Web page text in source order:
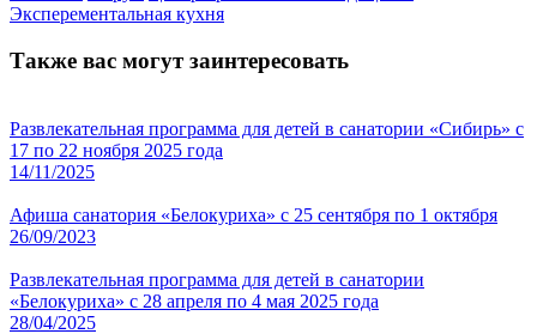
Эксперементальная кухня
Также вас могут заинтересовать
Развлекательная программа для детей в санатории «Сибирь» с
17 по 22 ноября 2025 года
14/11/2025
Афиша санатория «Белокуриха» с 25 сентября по 1 октября
26/09/2023
Развлекательная программа для детей в санатории
«Белокуриха» с 28 апреля по 4 мая 2025 года
28/04/2025